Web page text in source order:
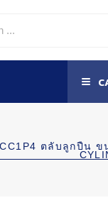
ตลับลูกปืน